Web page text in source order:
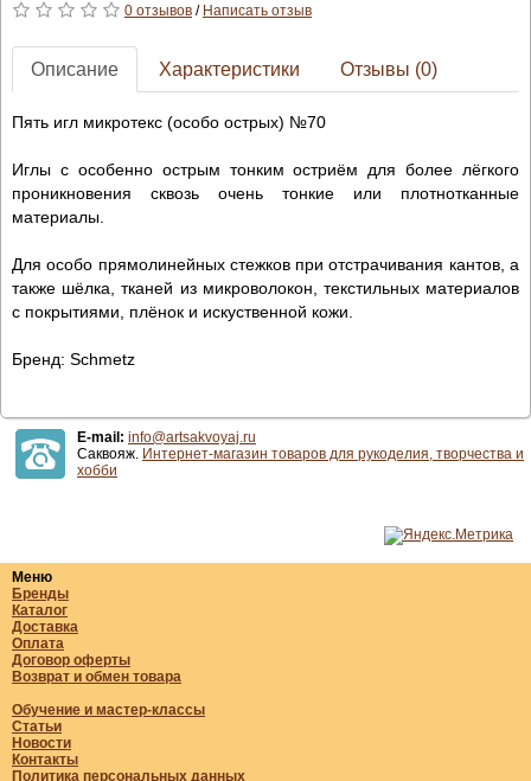
0 отзывов/ Написать отзыв
Описание Характеристики Отзывы (0)
Пять игл микротекс (особо острых) №70
Иглы с особенно острым тонким остриём для более лёгкого
проникновения сквозь очень тонкие или плотнотканные
материалы.
Для особо прямолинейных стежков при отстрачивания кантов, а
также шёлка, тканей из микроволокон, текстильных материалов
с покрытиями, плёнок и искуственной кожи.
Бренд: Schmetz
E-mail: info@artsakvoyaj.ru
Саквояж. Интернет-магазин товаров для рукоделия, творчества и
хобби
Меню
Бренды
Каталог
Доставка
Оплата
Договор оферты
Возврат и обмен товара
Обучение и мастер-классы
Статьи
Новости
Контакты
Политика персональных данных